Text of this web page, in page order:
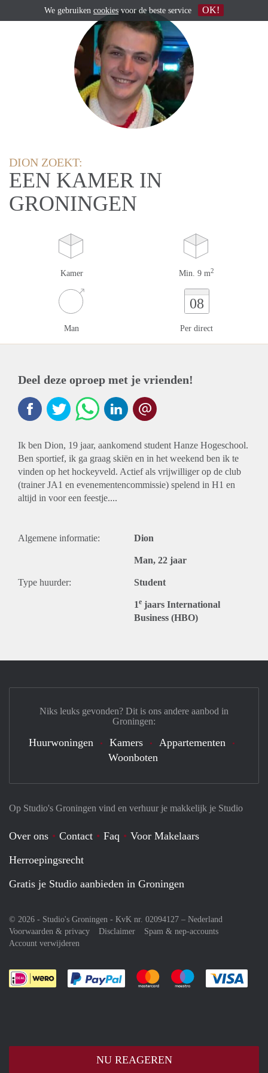
DION ZOEKT:
EEN KAMER IN
GRONINGEN
Kamer Min. 9 m2
Man
08
Per direct
Deel deze oproep met je vrienden!
Ik ben Dion, 19 jaar, aankomend student Hanze Hogeschool.
Ben sportief, ik ga graag skiën en in het weekend ben ik te
vinden op het hockeyveld. Actief als vrijwilliger op de club
(trainer JA1 en evenementencommissie) spelend in H1 en
altijd in voor een feestje....
Algemene informatie: Dion
Man, 22 jaar
Type huurder: Student
1e jaars International
Business (HBO)
NU REAGEREN
Op Studio's Groningen vind en verhuur je makkelijk je Studio
Over ons Contact Faq
Voor Makelaars
Herroepingsrecht
Gratis je Studio aanbieden in Groningen
© 2026 - Studio's Groningen - KvK nr. 02094127 – Nederland
Voorwaarden & privacy
Disclaimer
Spam & nep-accounts
Account verwijderen
Je rekent gemakkelijk af met Paypal
Je rekent gemakkelijk af met
Je rekent
Niks leuks gevonden? Dit is ons andere aanbod in
Groningen:
Huurwoningen Kamers
Appartementen
Woonboten
We gebruiken cookies voor de beste service OK!